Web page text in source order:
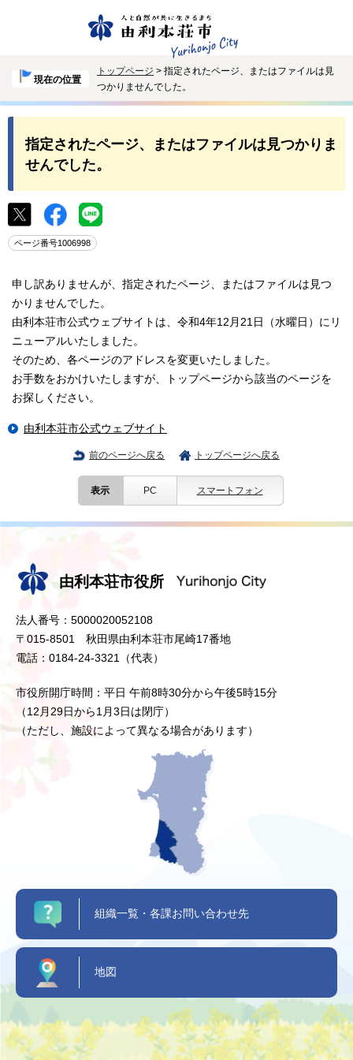
現在の位置
トップページ > 指定されたページ、またはファイルは見
つかりませんでした。
指定されたページ、またはファイルは見つかりま
せんでした。
ページ番号1006998
申し訳ありませんが、指定されたページ、またはファイルは見つ
かりませんでした。
由利本荘市公式ウェブサイトは、令和4年12月21日（水曜日）にリ
ニューアルいたしました。
そのため、各ページのアドレスを変更いたしました。
お手数をおかけいたしますが、トップページから該当のページを
お探しください。
由利本荘市公式ウェブサイト
前のページへ戻る トップページへ戻る
表示 PC スマートフォン
由利本荘市役所
法人番号：5000020052108
〒015-8501 秋田県由利本荘市尾崎17番地
電話：0184-24-3321（代表）
市役所開庁時間：平日 午前8時30分から午後5時15分
（12月29日から1月3日は閉庁）
（ただし、施設によって異なる場合があります）
組織一覧・各課お問い合わせ先
地図